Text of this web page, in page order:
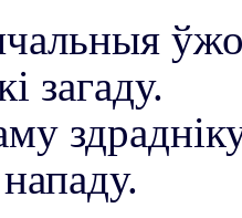
загаду.